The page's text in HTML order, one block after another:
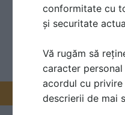
Promovați-
conformitate cu
și securitate
Vă rugăm să
caracter
acordul cu
descrierii de mai